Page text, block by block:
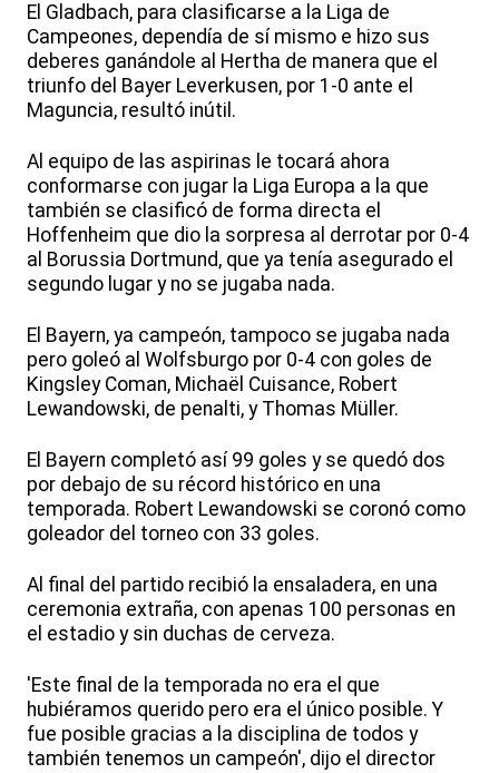
El Gladbach, para clasificarse a la Liga de
Campeones, dependía de sí mismo e hizo sus
deberes ganándole al Hertha de manera que el
triunfo del Bayer Leverkusen, por 1-0 ante el
Maguncia, resultó inútil.
Al equipo de las aspirinas le tocará ahora
conformarse con jugar la Liga Europa a la que
también se clasificó de forma directa el
Hoffenheim que dio la sorpresa al derrotar por 0-4
al Borussia Dortmund, que ya tenía asegurado el
segundo lugar y no se jugaba nada.
El Bayern, ya campeón, tampoco se jugaba nada
pero goleó al Wolfsburgo por 0-4 con goles de
Kingsley Coman, Michaël Cuisance, Robert
Lewandowski, de penalti, y Thomas Müller.
El Bayern completó así 99 goles y se quedó dos
por debajo de su récord histórico en una
temporada. Robert Lewandowski se coronó como
goleador del torneo con 33 goles.
Al final del partido recibió la ensaladera, en una
ceremonia extraña, con apenas 100 personas en
el estadio y sin duchas de cerveza.
'Este final de la temporada no era el que
hubiéramos querido pero era el único posible. Y
fue posible gracias a la disciplina de todos y
también tenemos un campeón', dijo el director